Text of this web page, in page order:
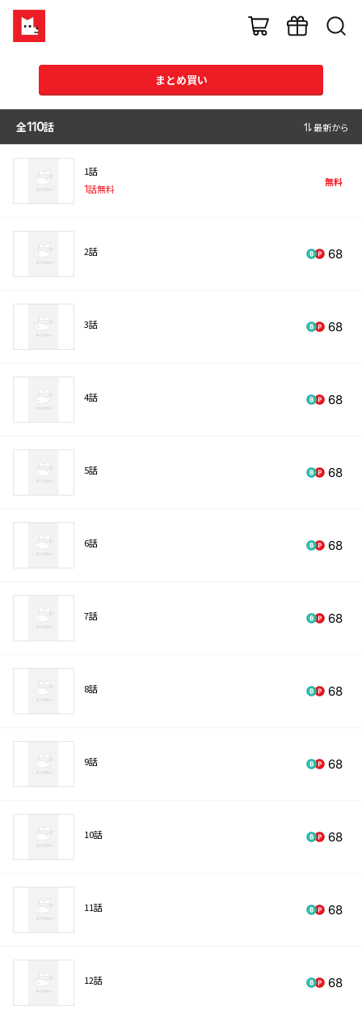
まとめ買い
全110話 最新から
1話
1話無料
無料
2話 68
3話 68
4話 68
5話 68
6話 68
7話 68
8話 68
9話 68
10話 68
11話 68
12話 68